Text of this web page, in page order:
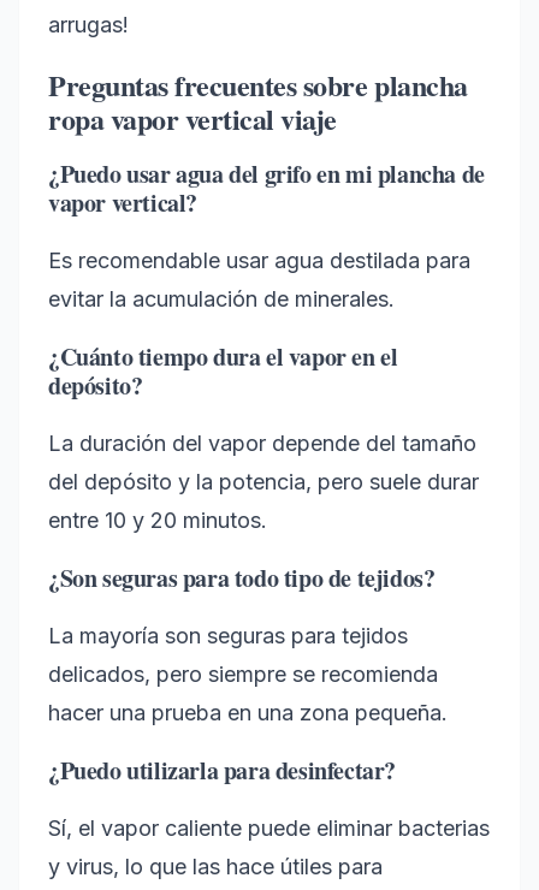
arrugas!
Preguntas frecuentes sobre plancha
ropa vapor vertical viaje
¿Puedo usar agua del grifo en mi plancha de
vapor vertical?
Es recomendable usar agua destilada para
evitar la acumulación de minerales.
¿Cuánto tiempo dura el vapor en el
depósito?
La duración del vapor depende del tamaño
del depósito y la potencia, pero suele durar
entre 10 y 20 minutos.
¿Son seguras para todo tipo de tejidos?
La mayoría son seguras para tejidos
delicados, pero siempre se recomienda
hacer una prueba en una zona pequeña.
¿Puedo utilizarla para desinfectar?
Sí, el vapor caliente puede eliminar bacterias
y virus, lo que las hace útiles para